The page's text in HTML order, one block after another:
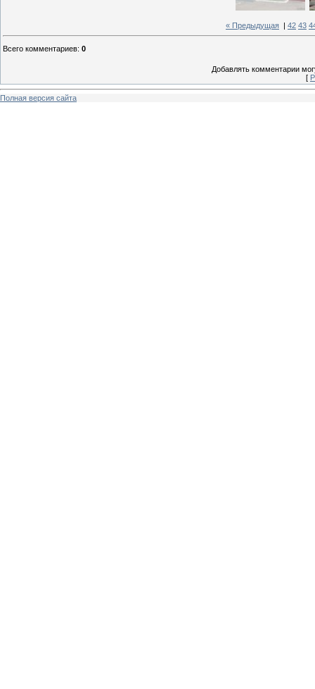
« Предыдущая | 42 43
Всего комментариев: 0
Добавлять комментарии
[
Полная версия сайта